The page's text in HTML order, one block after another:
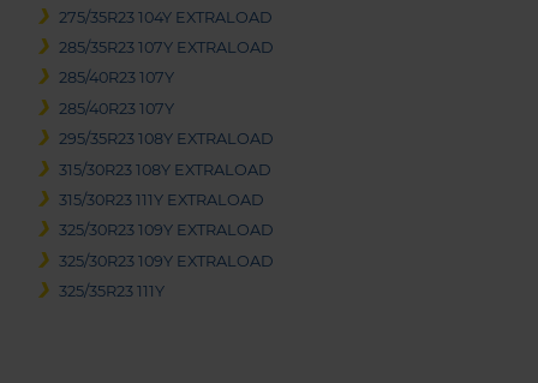
275/35R23 104Y EXTRALOAD
285/35R23 107Y EXTRALOAD
285/40R23 107Y
285/40R23 107Y
295/35R23 108Y EXTRALOAD
315/30R23 108Y EXTRALOAD
315/30R23 111Y EXTRALOAD
325/30R23 109Y EXTRALOAD
325/30R23 109Y EXTRALOAD
325/35R23 111Y